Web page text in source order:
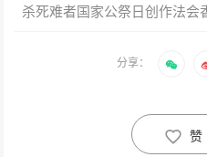
杀死难者国家公祭日创作法会
分享：
赞